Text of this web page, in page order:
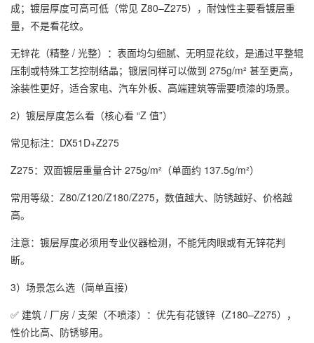
成；镀层厚度可高可低（常见 Z80–Z275），耐蚀性主要看镀层重
量，不是看花纹。
无锌花（精整 / 光整）：表面均匀细腻、无明显花纹，是通过平整辊
压制或特殊工艺控制结晶；镀层同样可以做到 275g/m² 甚至更高，
涂装性更好，适合家电、汽车外板、高端建筑等需要喷漆的场景。
2）镀层厚度怎么看（核心看 “Z 值”）
常见标注：DX51D+Z275
Z275：双面镀层重量合计 275g/m²（单面约 137.5g/m²）
常用等级：Z80/Z120/Z180/Z275，数值越大、防锈越好、价格越
高。
注意：镀层厚度必须用专业仪器检测，不能凭肉眼或有无锌花判
断。
3）场景怎么选（简单直接）
✅ 建筑 / 厂房 / 支架（不喷漆）：优先有花镀锌（Z180–Z275），
性价比高、防锈够用。